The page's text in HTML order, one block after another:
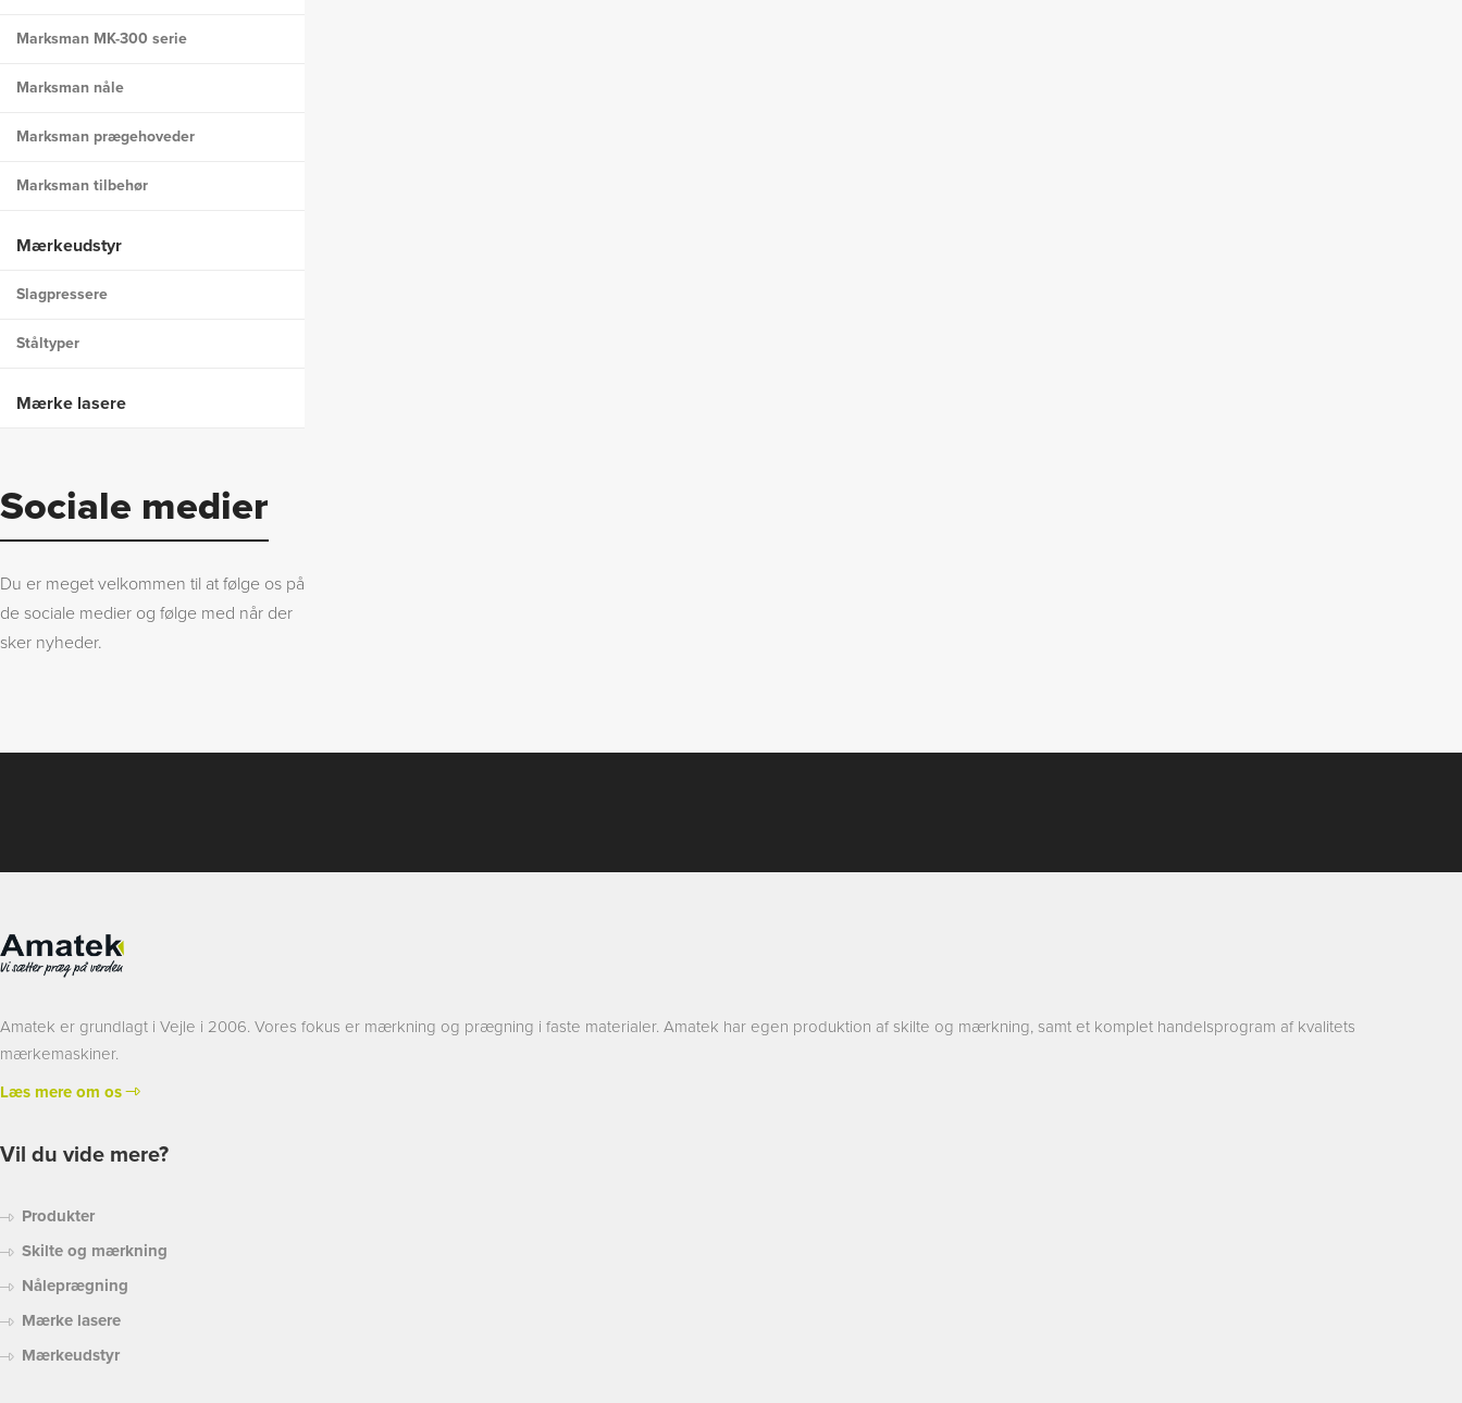
Marksman MK-300 serie
Marksman nåle
Marksman prægehoveder
Marksman tilbehør
Mærkeudstyr
Slagpressere
Ståltyper
Mærke lasere
Sociale medier
Du er meget velkommen til at følge os på
de sociale medier og følge med når der
sker nyheder.
Amatek er grundlagt i Vejle i 2006. Vores fokus er mærkning og prægning i faste materialer. Amatek har egen produktion af skilte og mærkning, samt et komplet handelsprogram af kvalitets
mærkemaskiner.
Læs mere om os
Vil du vide mere?
Produkter
Skilte og mærkning
Nåleprægning
Mærke lasere
Mærkeudstyr